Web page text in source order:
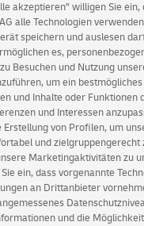
Sie unseren
über exklusive
- jetzt mit Vorteil
sichern sich einen
erhalten
individuell!
Zur Newsletter-
akzeptieren” willigen Sie ein,
alle Technologien
speichern und auslesen
es,
Besuchen und Nutzung
um ein
und Inhalte oder Funktionen
und Interessen
Erstellung von Profilen, um
und zielgruppengerecht
Marketingaktivitäten zu
ein, dass vorgenannte
an Drittanbieter
und die